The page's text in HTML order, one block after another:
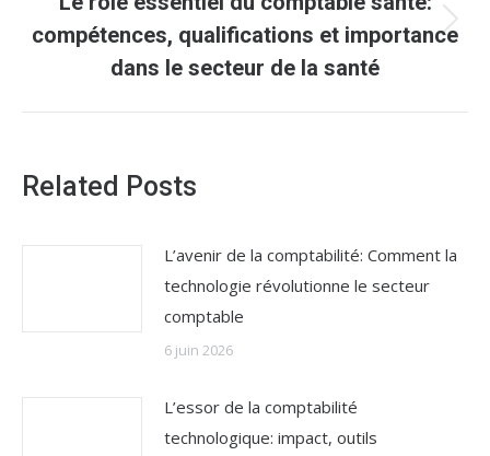
Article
suivant
compétences, qualifications et importance
dans le secteur de la santé
Related Posts
L’avenir de la comptabilité: Comment la
technologie révolutionne le secteur
comptable
6 juin 2026
L’essor de la comptabilité
technologique: impact, outils